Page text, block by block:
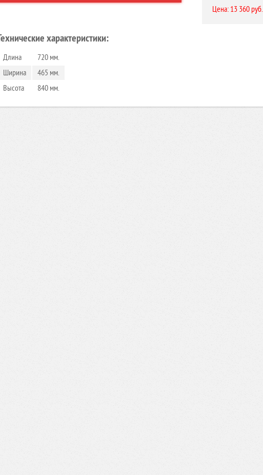
Цена: 13 360 руб.
характеристики:
Длина
720 мм.
Ширина
465 мм.
Высота
840 мм.